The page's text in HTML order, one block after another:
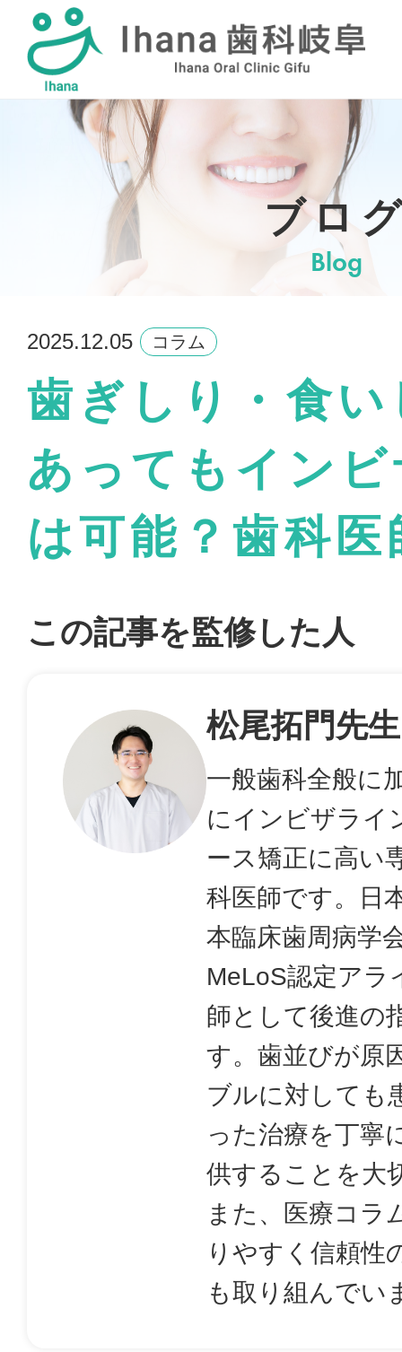
採用情報
ブロ
Blog
2025.12.05 コラム
歯ぎしり・食
あってもイン
は可能？歯科
この記事を監修した人
松尾拓門先生
一般歯科全般に
にインビザライ
ース矯正に高い
科医師です。日
本臨床歯周病学
MeLoS認定アラ
師として後進の
す。歯並びが原
ブルに対しても
った治療を丁寧
供することを大
また、医療コラ
りやすく信頼性
も取り組んでい